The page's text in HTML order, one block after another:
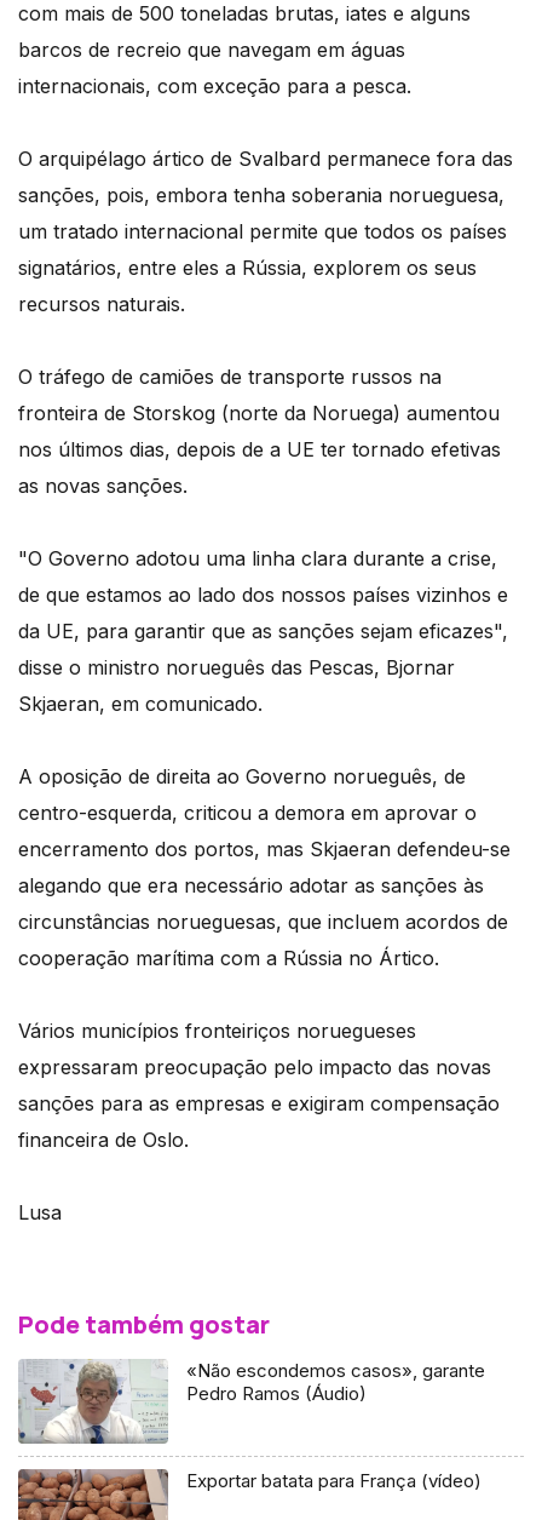
com mais de 500 toneladas brutas, iates e alguns
barcos de recreio que navegam em águas
internacionais, com exceção para a pesca.
O arquipélago ártico de Svalbard permanece fora das
sanções, pois, embora tenha soberania norueguesa,
um tratado internacional permite que todos os países
signatários, entre eles a Rússia, explorem os seus
recursos naturais.
O tráfego de camiões de transporte russos na
fronteira de Storskog (norte da Noruega) aumentou
nos últimos dias, depois de a UE ter tornado efetivas
as novas sanções.
"O Governo adotou uma linha clara durante a crise,
de que estamos ao lado dos nossos países vizinhos e
da UE, para garantir que as sanções sejam eficazes",
disse o ministro norueguês das Pescas, Bjornar
Skjaeran, em comunicado.
A oposição de direita ao Governo norueguês, de
centro-esquerda, criticou a demora em aprovar o
encerramento dos portos, mas Skjaeran defendeu-se
alegando que era necessário adotar as sanções às
circunstâncias norueguesas, que incluem acordos de
cooperação marítima com a Rússia no Ártico.
Vários municípios fronteiriços noruegueses
expressaram preocupação pelo impacto das novas
sanções para as empresas e exigiram compensação
financeira de Oslo.
Lusa
Pode também gostar
«Não escondemos casos», garante
Pedro Ramos (Áudio)
Exportar batata para França (vídeo)